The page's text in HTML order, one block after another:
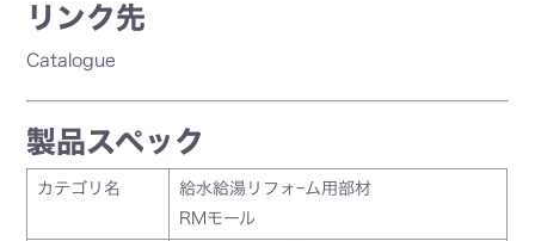
リンク先
Catalogue
製品スペック
カテゴリ名
給水給湯リフォｰム用部材
RMモール